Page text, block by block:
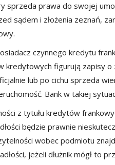
sprzeda prawa do swojej
sądem i złożenia zeznań,
czynnego kredytu
kredytowych figurują zapisy o
lub po cichu sprzeda
Bank w takiej
z tytułu kredytów
będzie prawnie
wobec podmiotu
jeżeli dłużnik mógł to